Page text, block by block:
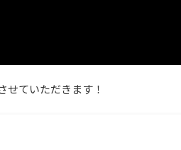
せていただきます！